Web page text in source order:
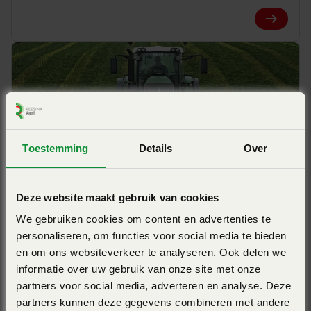
Toestemming Details Over
Deze website maakt gebruik van cookies
We gebruiken cookies om content en advertenties te
personaliseren, om functies voor social media te bieden
en om ons websiteverkeer te analyseren. Ook delen we
informatie over uw gebruik van onze site met onze
partners voor social media, adverteren en analyse. Deze
partners kunnen deze gegevens combineren met andere
Beide maaiunits kunnen d.m.v. hydraulische cilinders
individueel uitheffen. Niet alleen een groot voordeel bij het
maaien van gerende percelen, maar ook voor snel keren op
de kopakker. Dit is gunstig voor het behoud van de
graszode, slijtage aan de maaibalk en trekkervermogen.
De maaicombinatie zit in transportstand dicht achter de
trekker.
Dit heeft als voordelen:
Compacte afmetingen tijdens transport (reduceert de
lengte van de combinatie),
View
KUHN FC 10030
Werkbreedte 9,93m - OPTIDISC ELITE maaibalk -
perfecte bodemvolging - bandmaaier
View